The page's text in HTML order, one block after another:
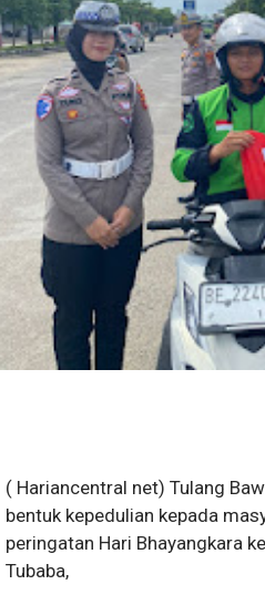
( Hariancentral net) Tulang
bentuk kepedulian kepada
peringatan Hari Bhayangkara
Tubaba,